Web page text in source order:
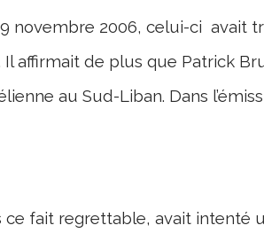
novembre 2006, celui-ci avait
affirmait de plus que Patrick
au Sud-Liban. Dans
ce fait regrettable, avait intenté